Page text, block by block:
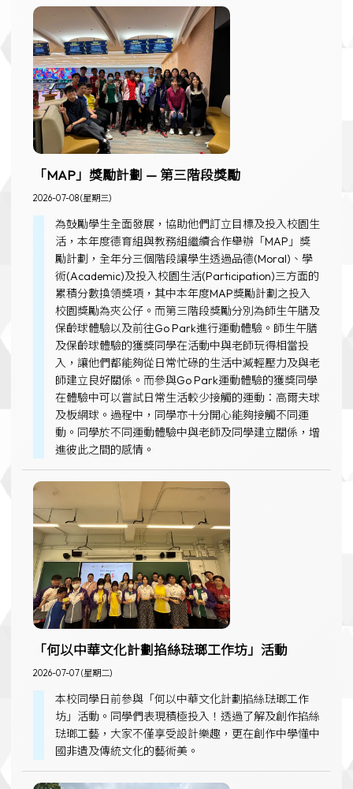
「MAP」獎勵計劃 — 第三階段獎勵
2026-07-08 (星期三)
為鼓勵學生全面發展，協助他們訂立目標及投入校園生
活，本年度德育組與教務組繼續合作舉辦「MAP」獎
勵計劃，全年分三個階段讓學生透過品德(Moral)、學
術(Academic)及投入校園生活(Participation)三方面的
累積分數換領獎項，其中本年度MAP獎勵計劃之投入
校園獎勵為夾公仔。而第三階段獎勵分別為師生午膳及
保齡球體驗以及前往Go Park進行運動體驗。師生午膳
及保齡球體驗的獲獎同學在活動中與老師玩得相當投
入，讓他們都能夠從日常忙碌的生活中減輕壓力及與老
師建立良好關係。而參與Go Park運動體驗的獲獎同學
在體驗中可以嘗試日常生活較少接觸的運動：高爾夫球
及板網球。過程中，同學亦十分開心能夠接觸不同運
動。同學於不同運動體驗中與老師及同學建立關係，增
進彼此之間的感情。
「何以中華文化計劃掐絲琺瑯工作坊」活動
2026-07-07 (星期二)
本校同學日前參與「何以中華文化計劃掐絲琺瑯工作
坊」活動。同學們表現積極投入！透過了解及創作掐絲
琺瑯工藝，大家不僅享受設計樂趣，更在創作中學懂中
國非遺及傳統文化的藝術美。